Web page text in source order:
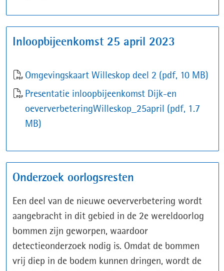
Inloopbijeenkomst 25 april 2023
Omgevingskaart Willeskop deel 2 (pdf, 10 MB)
Presentatie inloopbijeenkomst Dijk-en
oeververbeteringWilleskop_25april (pdf, 1.7
MB)
Onderzoek oorlogsresten
Een deel van de nieuwe oeververbetering wordt
aangebracht in dit gebied in de 2e wereldoorlog
bommen zijn geworpen, waardoor
detectieonderzoek nodig is. Omdat de bommen
vrij diep in de bodem kunnen dringen, wordt de